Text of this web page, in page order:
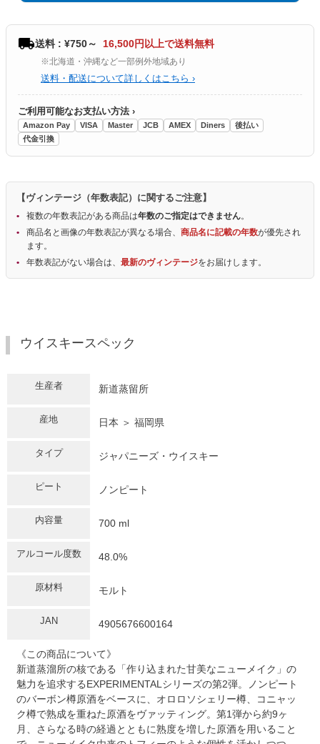
送料 : ¥750～ 16,500円以上で送料無料
※北海道・沖縄など一部例外地域あり
送料・配送について詳しくはこちら ›
ご利用可能なお支払い方法 ›
Amazon Pay VISA Master JCB AMEX Diners
後払い
代金引換
【ヴィンテージ（年数表記）に関するご注意】
複数の年数表記がある商品は年数のご指定はできません。
商品名と画像の年数表記が異なる場合、 商品名に記載の年数が優先され
ます。
年数表記がない場合は、 最新のヴィンテージをお届けします。
ウイスキースペック
生産者 新道蒸留所
産地 日本 ＞ 福岡県
タイプ ジャパニーズ・ウイスキー
ピート ノンピート
内容量 700 ml
アルコール度数 48.0%
原材料 モルト
JAN 4905676600164
《この商品について》
新道蒸溜所の核である「作り込まれた甘美なニューメイク」の
魅力を追求するEXPERIMENTALシリーズの第2弾。ノンピート
のバーボン樽原酒をベースに、オロロソシェリー樽、コニャッ
ク樽で熟成を重ねた原酒をヴァッティング。第1弾から約9ヶ
月、さらなる時の経過とともに熟度を増した原酒を用いること